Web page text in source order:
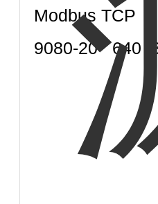
Modbus TCP
9080-20
640